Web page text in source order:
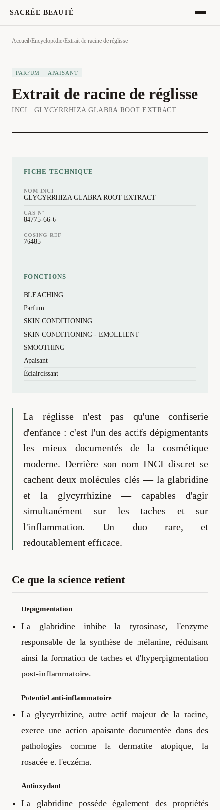
SACRÉE BEAUTÉ
Accueil›Encyclopédie›Extrait de racine de réglisse
PARFUM APAISANT
Extrait de racine de réglisse
INCI : GLYCYRRHIZA GLABRA ROOT EXTRACT
La réglisse n'est pas qu'une confiserie
d'enfance : c'est l'un des actifs dépigmentants
les mieux documentés de la cosmétique
moderne. Derrière son nom INCI discret se
cachent deux molécules clés — la glabridine
et la glycyrrhizine — capables d'agir
simultanément sur les taches et sur
l'inflammation. Un duo rare, et
redoutablement efficace.
Ce que la science retient
Dépigmentation
La glabridine inhibe la tyrosinase, l'enzyme
responsable de la synthèse de mélanine, réduisant
ainsi la formation de taches et d'hyperpigmentation
post-inflammatoire.
Potentiel anti-inflammatoire
La glycyrrhizine, autre actif majeur de la racine,
exerce une action apaisante documentée dans des
pathologies comme la dermatite atopique, la
rosacée et l'eczéma.
Antioxydant
La glabridine possède également des propriétés
FICHE TECHNIQUE
NOM INCI
GLYCYRRHIZA GLABRA ROOT EXTRACT
CAS N°
84775-66-6
COSING REF
76485
FONCTIONS
BLEACHING
Parfum
SKIN CONDITIONING
SKIN CONDITIONING - EMOLLIENT
SMOOTHING
Apaisant
Éclaircissant